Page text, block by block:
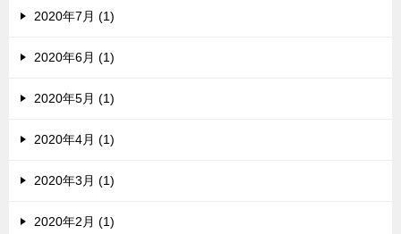
2020年7月 (1)
2020年6月 (1)
2020年5月 (1)
2020年4月 (1)
2020年3月 (1)
2020年2月 (1)